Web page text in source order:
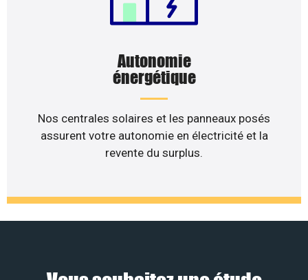
Autonomie
énergétique
Nos centrales solaires et les panneaux posés
assurent votre autonomie en électricité et la
revente du surplus.